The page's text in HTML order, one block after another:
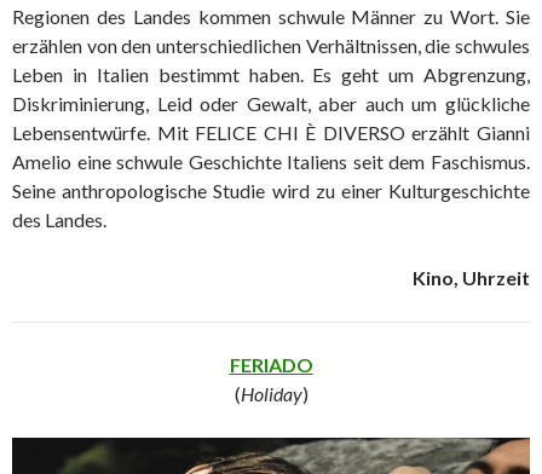
Regionen des Landes kommen schwule Männer zu Wort. Sie
erzählen von den unterschiedlichen Verhältnissen, die schwules
Leben in Italien bestimmt haben. Es geht um Abgrenzung,
Diskriminierung, Leid oder Gewalt, aber auch um glückliche
Lebensentwürfe. Mit FELICE CHI È DIVERSO erzählt Gianni
Amelio eine schwule Geschichte Italiens seit dem Faschismus.
Seine anthropologische Studie wird zu einer Kulturgeschichte
des Landes.
Kino, Uhrzeit
FERIADO
(Holiday)